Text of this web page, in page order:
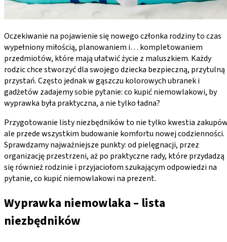
Oczekiwanie na pojawienie się nowego członka rodziny to czas
wypełniony miłością, planowaniem i… kompletowaniem
przedmiotów, które mają ułatwić życie z maluszkiem. Każdy
rodzic chce stworzyć dla swojego dziecka bezpieczną, przytulną
przystań. Często jednak w gąszczu kolorowych ubranek i
gadżetów zadajemy sobie pytanie: co kupić niemowlakowi, by
wyprawka była praktyczna, a nie tylko ładna?
Przygotowanie listy niezbędników to nie tylko kwestia
ale przede wszystkim budowanie komfortu nowej codzienności.
Sprawdzamy najważniejsze punkty: od pielęgnacji, przez
organizację przestrzeni, aż po praktyczne rady, które przydadzą
się również rodzinie i przyjaciołom szukającym odpowiedzi na
pytanie, co kupić niemowlakowi na prezent.
Wyprawka niemowlaka – lista
niezbędników